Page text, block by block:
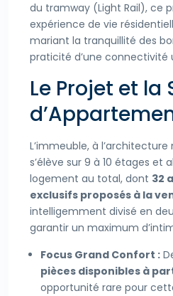
du tramway (Light Rail), ce
expérience de vie
mariant la tranquillité des
praticité d’une connectivité
Le Projet et la
L’immeuble, à
s’élève sur 9 à 10 étages et
logement au total, dont 32
exclusifs proposés à la
intelligemment divisé en
garantir un maximum
Focus Grand Confort :
pièces disponibles à
opportunité rare pour